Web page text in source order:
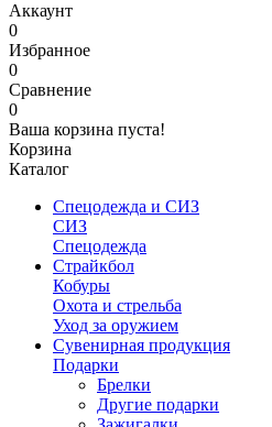
Аккаунт
0
Избранное
0
Сравнение
0
Ваша корзина пуста!
Корзина
Каталог
Спецодежда и СИЗ
СИЗ
Спецодежда
Страйкбол
Кобуры
Охота и стрельба
Уход за оружием
Сувенирная продукция
Подарки
Брелки
Другие подарки